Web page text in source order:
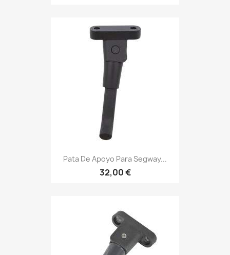
Pata De Apoyo Para Segway...
32,00 €